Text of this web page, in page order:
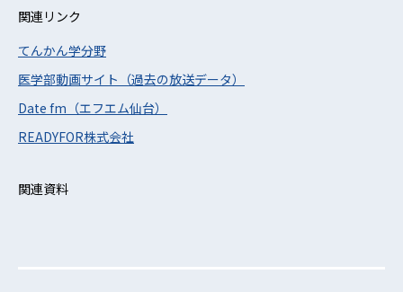
関連リンク
てんかん学分野
医学部動画サイト（過去の放送データ）
Date fm（エフエム仙台）
READYFOR株式会社
関連資料